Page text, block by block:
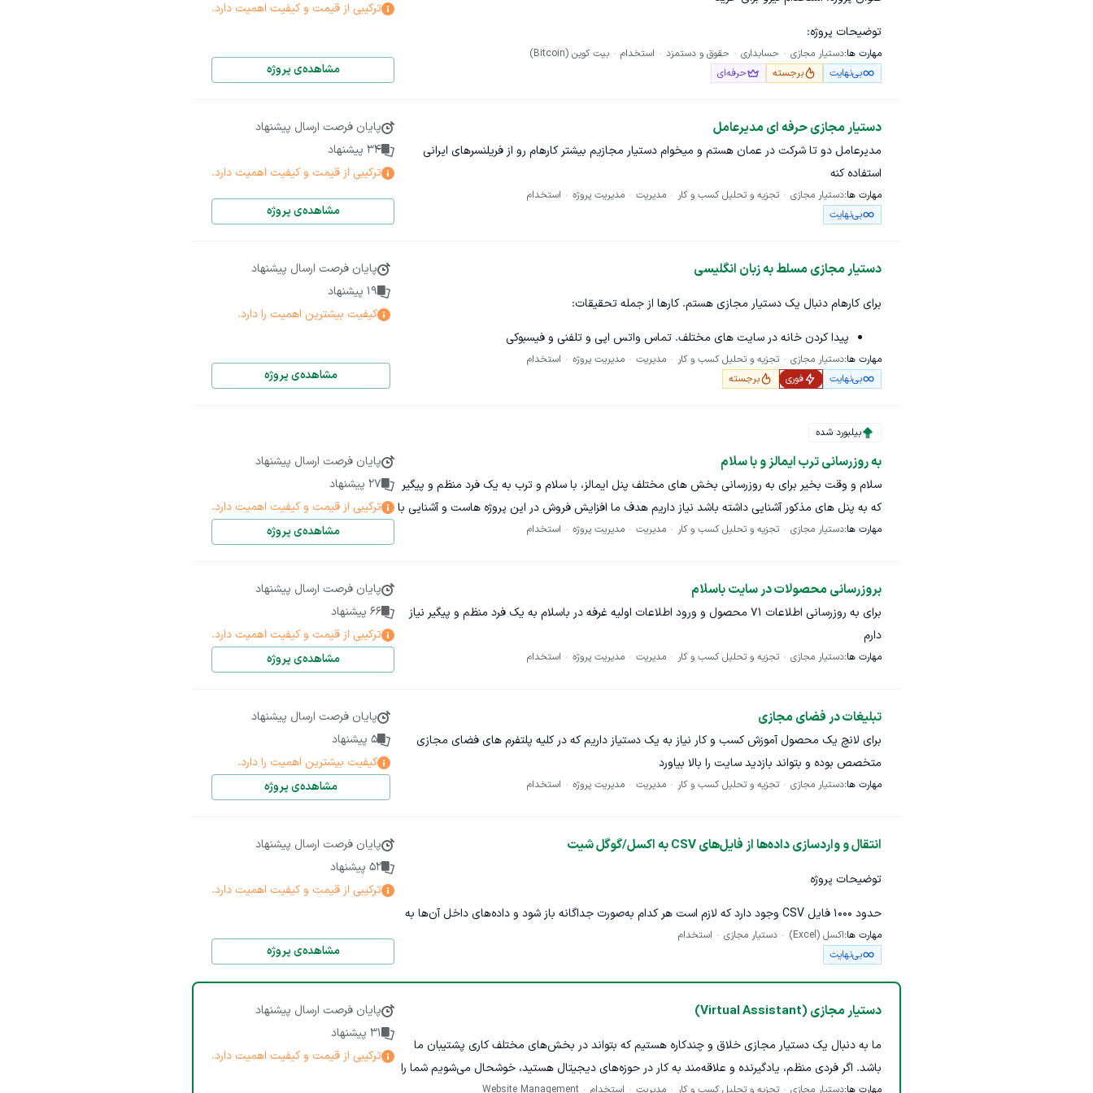
توضیحات پروژه:
درود بر freelancerهای عزیز!
خواهید داشت که در روز بین 2 تا 3 ساعت همکاری کنید.
شرایط استخدام:
خانم و آقا فرقی ندارد
همکاری هستید، رزومه یا اطلاعات مرتبط خود را ارسال نمایید. با تشکر از همکاری شما!
مهارت ها:دستیار مجازی حسابداری حقوق و دستمزد استخدام
بیت کوین (Bitcoin)
بی‌نهایت
برجسته حرفه‌ای
ترکیبی از قیمت و کیفیت اهمیت دارد.
مشاهده‌ی پروژه
دستیار مجازی حرفه ای مدیرعامل
مدیرعامل دو تا شرکت در عمان هستم و میخوام دستیار مجازیم بیشتر کارهام رو از فریلنسرهای ایرانی
استفاده کنه
مهارت ها:دستیار مجازی تجزیه و تحلیل کسب و کار مدیریت مدیریت پروژه
استخدام
بی‌نهایت
پایان فرصت ارسال پیشنهاد
34 پیشنهاد
ترکیبی از قیمت و کیفیت اهمیت دارد.
مشاهده‌ی پروژه
دستیار مجازی مسلط به زبان انگلیسی
برای کارهام دنبال یک دستیار مجازی هستم. کارها از جمله تحقیقات:
پیدا کردن خانه در سایت های مختلف. تماس واتس اپی و تلفنی و فیسبوکی
تحقیق در اینترنت در مورد پیدا کردن سرمایه‌گذار
دقیق در اینترنت برای پیدا کردن همکار و....
مهارت ها:دستیار مجازی تجزیه و تحلیل کسب و کار مدیریت مدیریت پروژه
استخدام
بی‌نهایت
فوری برجسته
پایان فرصت ارسال پیشنهاد
19 پیشنهاد
کیفیت بیشترین اهمیت را دارد.
مشاهده‌ی پروژه
بیلبورد شده
به روزرسانی ترب ایمالز و با سلام
سلام و وقت بخیر برای به روزرسانی بخش های مختلف پنل ایمالز، با سلام و ترب به یک فرد منظم و پیگیر
که به پنل های مذکور آشنایی داشته باشد نیاز داریم هدف ما افزایش فروش در این پروژه هاست و آشنایی با
پنل ها برای ارائه پیشنهاد مطلوب است این پروژه 71 محصول دارد در صورت رضایت پروژه ادامه دارد
مهارت ها:دستیار مجازی تجزیه و تحلیل کسب و کار مدیریت مدیریت پروژه استخدام
پایان فرصت ارسال پیشنهاد
27 پیشنهاد
ترکیبی از قیمت و کیفیت اهمیت دارد.
مشاهده‌ی پروژه
بروزرسانی محصولات در سایت باسلام
برای به روزرسانی اطلاعات ۷۱ محصول و ورود اطلاعات اولیه غرفه در باسلام به یک فرد منظم و پیگیر نیاز
دارم
مهارت ها:دستیار مجازی تجزیه و تحلیل کسب و کار مدیریت مدیریت پروژه استخدام
پایان فرصت ارسال پیشنهاد
66 پیشنهاد
ترکیبی از قیمت و کیفیت اهمیت دارد.
مشاهده‌ی پروژه
تبلیغات در فضای مجازی
برای لانچ یک محصول آموزش کسب و کار نیاز به یک دستیاز داریم که در کلیه پلتفرم های فضای مجازی
متخصص بوده و بتواند بازدید سایت را بالا بیاورد
مهارت ها:دستیار مجازی تجزیه و تحلیل کسب و کار مدیریت مدیریت پروژه استخدام
پایان فرصت ارسال پیشنهاد
5 پیشنهاد
کیفیت بیشترین اهمیت را دارد.
مشاهده‌ی پروژه
انتقال و واردسازی داده‌ها از فایل‌های CSV به اکسل/گوگل شیت
توضیحات پروژه
حدود ۱۰۰۰ فایل CSV وجود دارد که لازم است هر کدام به‌صورت جداگانه باز شود و داده‌های داخل آن‌ها به
شکل ساده کپی پیست در یک فایل اکسل یا گوگل شیت واحد منتقل شود.
است.
وظایف فریلنسر
باز کردن هر یک از فایل‌های CSV
مهارت ها:اکسل (Excel) دستیار مجازی
استخدام
بی‌نهایت
پایان فرصت ارسال پیشنهاد
52 پیشنهاد
ترکیبی از قیمت و کیفیت اهمیت دارد.
مشاهده‌ی پروژه
دستیار مجازی (Virtual Assistant)
ما به دنبال یک دستیار مجازی خلاق و چندکاره هستیم که بتواند در بخش‌های مختلف کاری پشتیبان ما
باشد. اگر فردی منظم، یادگیرنده و علاقه‌مند به کار در حوزه‌های دیجیتال هستید، خوشحال می‌شویم شما را
مهارت ها:دستیار مجازی تجزیه و تحلیل کسب و کار مدیریت استخدام Website Management
پایان فرصت ارسال پیشنهاد
31 پیشنهاد
ترکیبی از قیمت و کیفیت اهمیت دارد.